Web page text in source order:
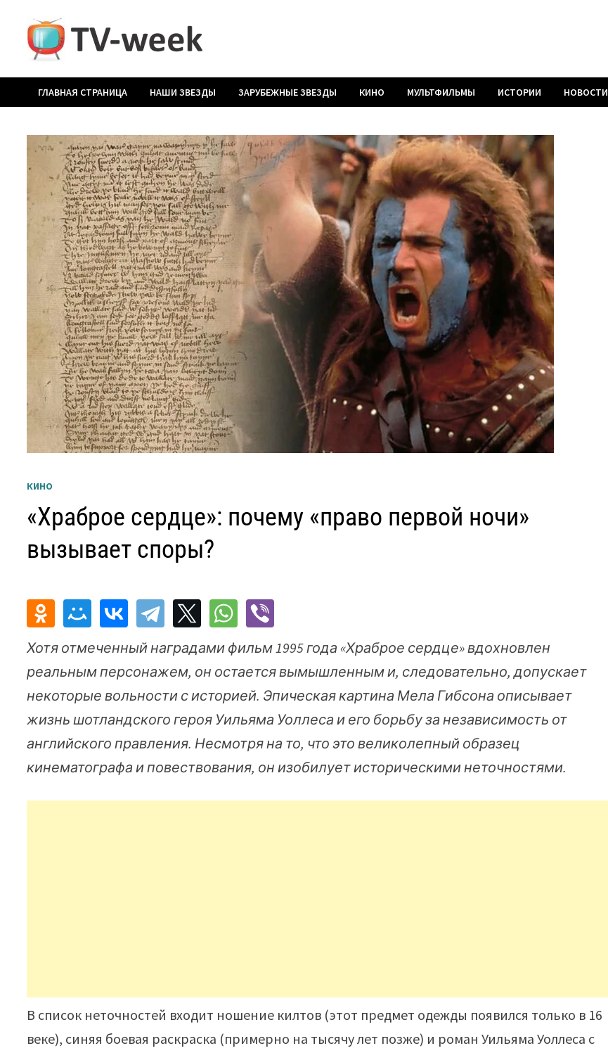
содержимому
ГЛАВНАЯ СТРАНИЦА НАШИ ЗВЕЗДЫ ЗАРУБЕЖНЫЕ ЗВЕЗДЫ КИНО МУЛЬТФИЛЬМЫ ИСТОРИИ НОВОСТИ
КИНО
«Храброе сердце»: почему «право первой ночи»
вызывает споры?
Хотя отмеченный наградами фильм 1995 года «Храброе сердце» вдохновлен
реальным персонажем, он остается вымышленным и, следовательно, допускает
некоторые вольности с историей. Эпическая картина Мела Гибсона описывает
жизнь шотландского героя Уильяма Уоллеса и его борьбу за независимость от
английского правления. Несмотря на то, что это великолепный образец
кинематографа и повествования, он изобилует историческими неточностями.
В список неточностей входит ношение килтов (этот предмет одежды появился только в 16
веке), синяя боевая раскраска (примерно на тысячу лет позже) и роман Уильяма Уоллеса с